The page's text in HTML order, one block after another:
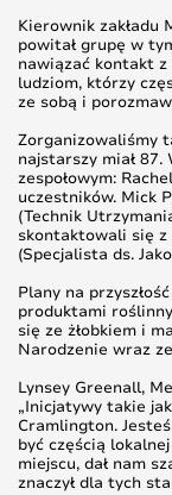
Kierownik zakładu
powitał grupę w
nawiązać kontakt z
ludziom, którzy
ze sobą i
Zorganizowaliśmy
najstarszy miał 87.
zespołowym:
uczestników. Mick
(Technik
skontaktowali się z
(Specjalista ds.
Plany na
produktami
się ze żłobkiem i
Narodzenie wraz
Lynsey Greenall,
„Inicjatywy takie
Cramlington.
być częścią
miejscu, dał nam
znaczył dla tych